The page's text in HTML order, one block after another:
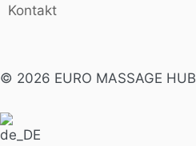
Kontakt
© 2026 EURO MASSAGE HUB